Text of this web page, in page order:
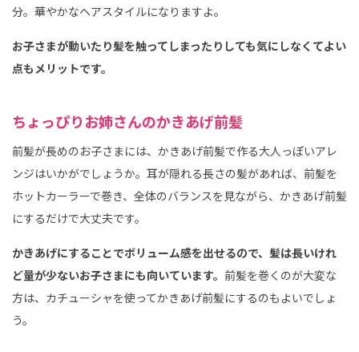
分。華やかなヘアスタイルになりますよ。
お子さまが動いたり髪を触ってしまったりしても気にしなくてよい
点もメリットです。
ちょっぴりお姉さんのかきあげ前髪
前髪が長めのお子さまには、かきあげ前髪で作る大人っぽいアレ
ンジはいかがでしょうか。耳が隠れる長さの髪があれば、前髪を
ホットカーラーで巻き、全体のバランスを見ながら、かきあげ前髪
にするだけで大丈夫です。
かきあげにすることでボリューム感を出せるので、髪は長いけれ
ど量が少ないお子さまにも向いています。 前髪を巻くのが大変な
方は、カチューシャを使ってかきあげ前髪にするのもよいでしょ
う。